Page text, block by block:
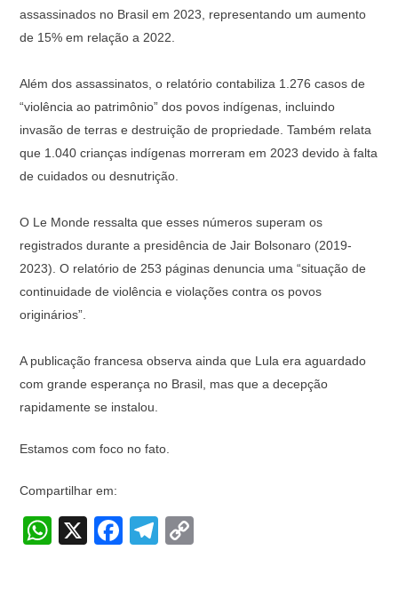
assassinados no Brasil em 2023, representando um aumento
de 15% em relação a 2022.
Além dos assassinatos, o relatório contabiliza 1.276 casos de
“violência ao patrimônio” dos povos indígenas, incluindo
invasão de terras e destruição de propriedade. Também relata
que 1.040 crianças indígenas morreram em 2023 devido à falta
de cuidados ou desnutrição.
O Le Monde ressalta que esses números superam os
registrados durante a presidência de Jair Bolsonaro (2019-
2023). O relatório de 253 páginas denuncia uma “situação de
continuidade de violência e violações contra os povos
originários”.
A publicação francesa observa ainda que Lula era aguardado
com grande esperança no Brasil, mas que a decepção
rapidamente se instalou.
Estamos com foco no fato.
Compartilhar em:
W
X
F
T